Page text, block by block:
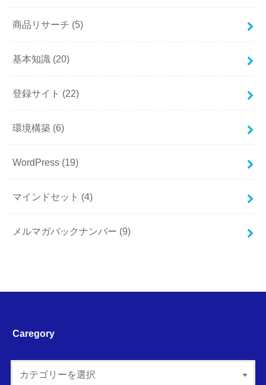
商品リサーチ (5)
基本知識 (20)
登録サイト (22)
環境構築 (6)
WordPress (19)
マインドセット (4)
メルマガバックナンバー (9)
Caregory